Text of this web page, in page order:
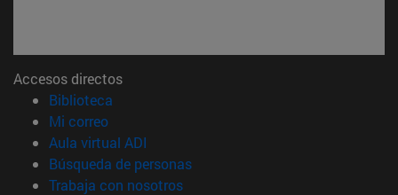
Accesos directos
Biblioteca
Mi correo(abre en nueva ventana)
Aula virtual ADI
Búsqueda de personas(abre en nueva ventana)
Trabaja con nosotros(abre en nueva ventana)